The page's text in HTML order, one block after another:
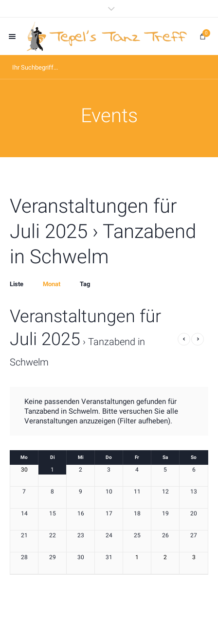
0
Events
Veranstaltungen für
Juli 2025 › Tanzabend
in Schwelm
Event
Navigation
Liste Monat Tag
Veranstaltungen für
Juli 2025 › Tanzabend in
Schwelm
Keine passenden Veranstaltungen gefunden für
Tanzabend in Schwelm. Bitte versuchen Sie alle
Veranstaltungen anzuzeigen (Filter aufheben).
Kalender
Kalender
Veranstaltungen
Mo Di Mi Do Fr Sa So
30 1 2 3 4 5 6
7 8 9 10 11 12 13
14 15 16 17 18 19 20
21 22 23 24 25 26 27
28 29 30 31 1 2 3